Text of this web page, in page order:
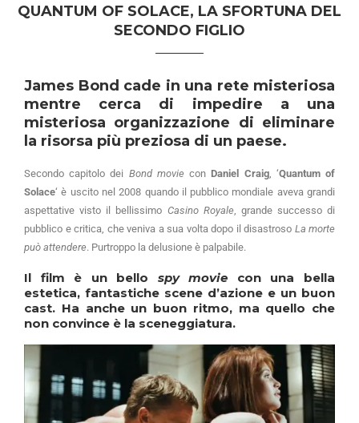
QUANTUM OF SOLACE, LA SFORTUNA DEL
SECONDO FIGLIO
James Bond cade in una rete misteriosa
mentre cerca di impedire a una
misteriosa organizzazione di eliminare
la risorsa più preziosa di un paese.
Secondo capitolo dei Bond movie con Daniel Craig, ‘Quantum of
Solace‘ è uscito nel 2008 quando il pubblico mondiale aveva grandi
aspettative visto il bellissimo Casino Royale, grande successo di
pubblico e critica, che veniva a sua volta dopo il disastroso La morte
può attendere. Purtroppo la delusione è palpabile.
Il film è un bello spy movie con una bella
estetica, fantastiche scene d’azione e un buon
cast. Ha anche un buon ritmo, ma quello che
non convince è la sceneggiatura.